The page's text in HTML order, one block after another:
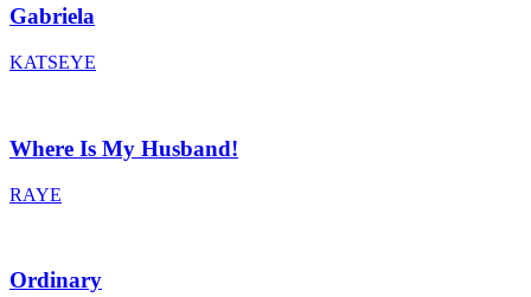
Gabriela
KATSEYE
Where Is My Husband!
RAYE
Ordinary